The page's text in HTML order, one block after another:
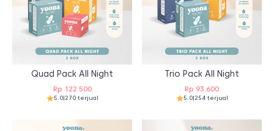
Quad Pack All Night
Rp122.500
5.0|270 terjual
Trio Pack All Night
Rp 93.600
5.0|254 terjual